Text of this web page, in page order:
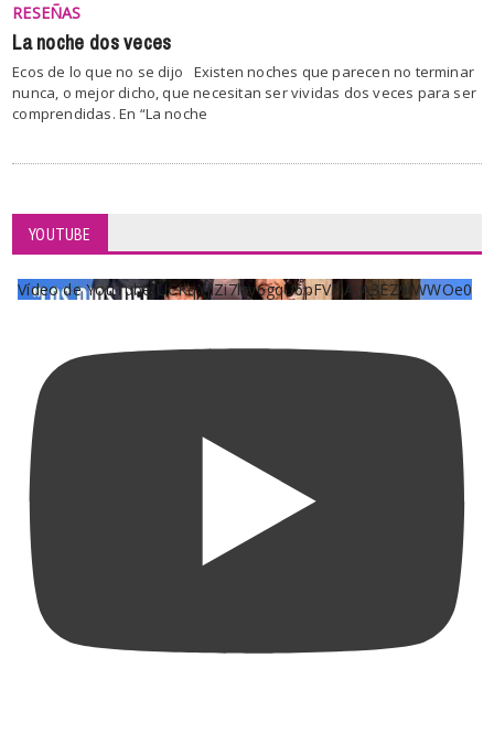
RESEÑAS
La noche dos veces
Ecos de lo que no se dijo Existen noches que parecen no terminar
nunca, o mejor dicho, que necesitan ser vividas dos veces para ser
comprendidas. En “La noche
YOUTUBE
Vídeo de YouTube UCKqYjiZi7lzy6gqU6pFVFiA_A3EZ9JWWOe0